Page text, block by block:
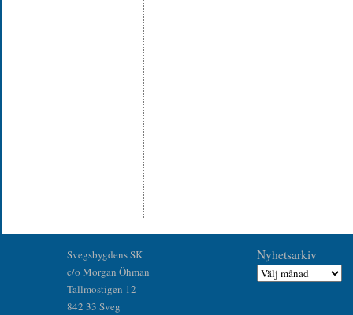
Svegsbygdens SK
c/o Morgan Öhman
Tallmostigen 12
842 33 Sveg
Nyhetsarkiv